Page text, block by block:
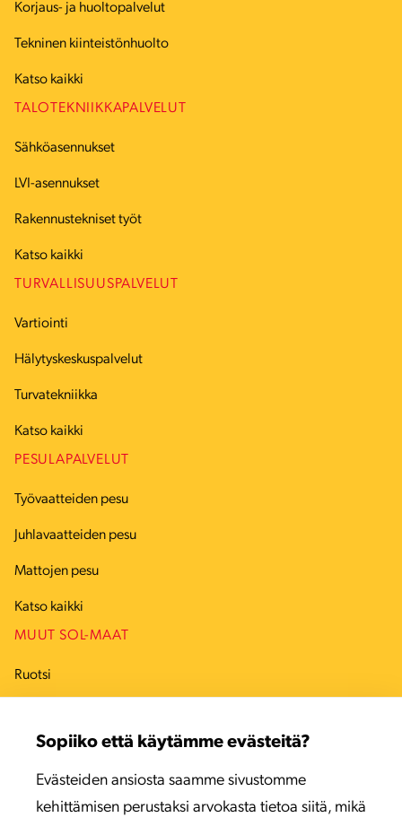
Sopiiko että käytämme evästeitä?
Evästeiden ansiosta saamme sivustomme
kehittämisen perustaksi arvokasta tietoa siitä, mikä
Korjaus- ja huoltopalvelut
Tekninen kiinteistönhuolto
Katso kaikki
TALOTEKNIIKKAPALVELUT
Sähköasennukset
LVI-asennukset
Rakennustekniset työt
Katso kaikki
TURVALLISUUSPALVELUT
Vartiointi
Hälytyskeskuspalvelut
Turvatekniikka
Katso kaikki
PESULAPALVELUT
Työvaatteiden pesu
Juhlavaatteiden pesu
Mattojen pesu
Katso kaikki
MUUT SOL-MAAT
Ruotsi
Viro
Latvia